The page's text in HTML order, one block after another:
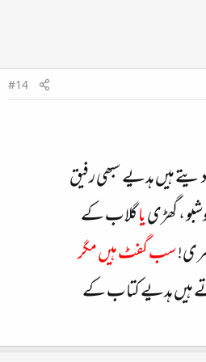
#14
ہیں ہدیے سبھی رفیق
، گھڑییاگلاب کے
سب گفٹ ہیں مگر
ہیں ہدیے کتاب کے